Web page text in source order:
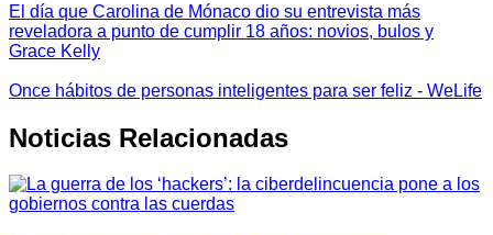
El día que Carolina de Mónaco dio su entrevista más
reveladora a punto de cumplir 18 años: novios, bulos y
Grace Kelly
Once hábitos de personas inteligentes para ser feliz - WeLife
Noticias Relacionadas